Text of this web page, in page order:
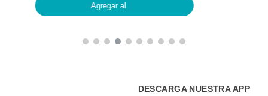
Agregar al
DESCARGA NUESTRA APP